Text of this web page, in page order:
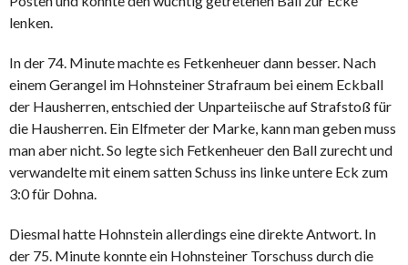
lenken.
In der 74. Minute machte es Fetkenheuer dann besser. Nach
einem Gerangel im Hohnsteiner Strafraum bei einem Eckball
der Hausherren, entschied der Unparteiische auf Strafstoß für
die Hausherren. Ein Elfmeter der Marke, kann man geben muss
man aber nicht. So legte sich Fetkenheuer den Ball zurecht und
verwandelte mit einem satten Schuss ins linke untere Eck zum
3:0 für Dohna.
Diesmal hatte Hohnstein allerdings eine direkte Antwort. In
der 75. Minute konnte ein Hohnsteiner Torschuss durch die